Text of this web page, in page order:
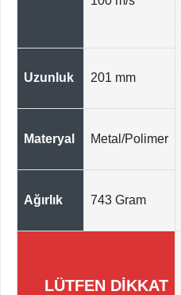
Uzunluk 201 mm
Materyal Metal/Polimer
Ağırlık 743 Gram
LÜTFEN DİKKAT